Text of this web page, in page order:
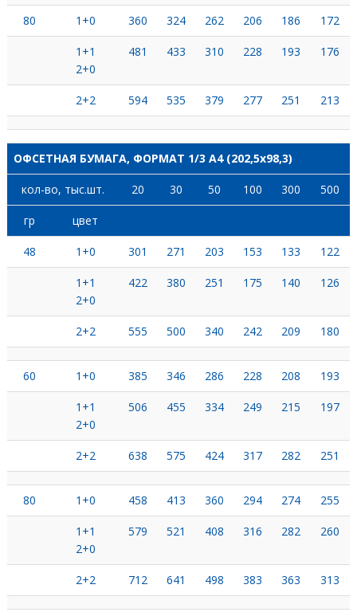
80 1+0 360 324 262 206 186 172
1+1
2+0
481 433 310 228 193 176
2+2 594 535 379 277 251 213
ОФСЕТНАЯ БУМАГА, ФОРМАТ 1/3 А4 (202,5x98,3)
кол-во, тыс.шт. 20 30 50 100 300 500
гр цвет
48 1+0 301 271 203 153 133 122
1+1
2+0
422 380 251 175 140 126
2+2 555 500 340 242 209 180
60 1+0 385 346 286 228 208 193
1+1
2+0
506 455 334 249 215 197
2+2 638 575 424 317 282 251
80 1+0 458 413 360 294 274 255
1+1
2+0
579 521 408 316 282 260
2+2 712 641 498 383 363 313